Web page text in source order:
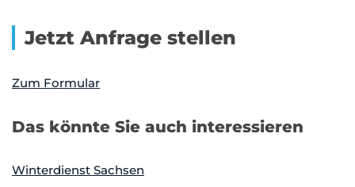
Jetzt Anfrage stellen
Zum Formular
Das könnte Sie auch interessieren
Winterdienst Sachsen